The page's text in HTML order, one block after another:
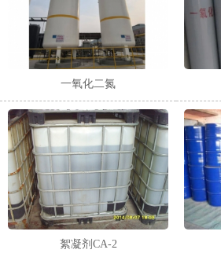
一氧化二氮
絮凝剂CA-2